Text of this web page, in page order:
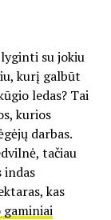
su jokiu
kurį galbūt
ledas? Tai
kurios
darbas.
tačiau
indas
kas
gaminiai